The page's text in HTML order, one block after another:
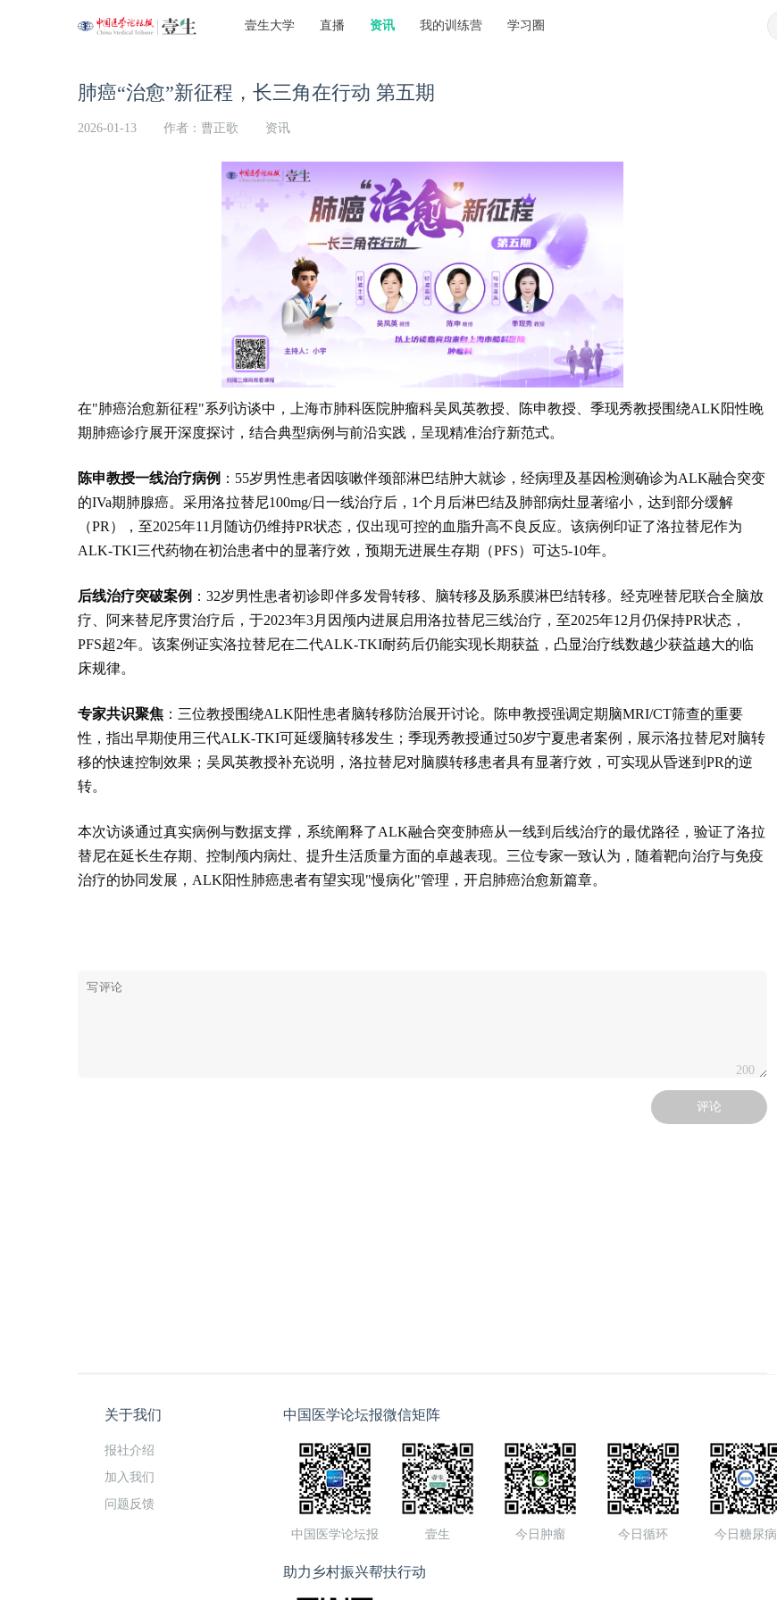
壹生大学 直播 资讯 我的训练营 学习圈
肺癌“治愈”新征程，长三角在行动 第五期
2026-01-13 作者：曹正歌 资讯
在"肺癌治愈新征程"系列访谈中，上海市肺科医院肿瘤科吴凤英教授、陈申教授、季现秀教授围绕ALK阳性晚
期肺癌诊疗展开深度探讨，结合典型病例与前沿实践，呈现精准治疗新范式。
陈申教授一线治疗病例 ：55岁男性患者因咳嗽伴颈部淋巴结肿大就诊，经病理及基因检测确诊为ALK融合突变
的IVa期肺腺癌。采用洛拉替尼100mg/日一线治疗后，1个月后淋巴结及肺部病灶显著缩小，达到部分缓解
（PR），至2025年11月随访仍维持PR状态，仅出现可控的血脂升高不良反应。该病例印证了洛拉替尼作为
ALK-TKI三代药物在初治患者中的显著疗效，预期无进展生存期（PFS）可达5-10年。
后线治疗突破案例 ：32岁男性患者初诊即伴多发骨转移、脑转移及肠系膜淋巴结转移。经克唑替尼联合全脑放
疗、阿来替尼序贯治疗后，于2023年3月因颅内进展启用洛拉替尼三线治疗，至2025年12月仍保持PR状态，
PFS超2年。该案例证实洛拉替尼在二代ALK-TKI耐药后仍能实现长期获益，凸显治疗线数越少获益越大的临
床规律。
专家共识聚焦 ：三位教授围绕ALK阳性患者脑转移防治展开讨论。陈申教授强调定期脑MRI/CT筛查的重要
性，指出早期使用三代ALK-TKI可延缓脑转移发生；季现秀教授通过50岁宁夏患者案例，展示洛拉替尼对脑转
移的快速控制效果；吴凤英教授补充说明，洛拉替尼对脑膜转移患者具有显著疗效，可实现从昏迷到PR的逆
转。
本次访谈通过真实病例与数据支撑，系统阐释了ALK融合突变肺癌从一线到后线治疗的最优路径，验证了洛拉
替尼在延长生存期、控制颅内病灶、提升生活质量方面的卓越表现。三位专家一致认为，随着靶向治疗与免疫
治疗的协同发展，ALK阳性肺癌患者有望实现"慢病化"管理，开启肺癌治愈新篇章。
200
评论
关于我们
报社介绍
加入我们
问题反馈
中国医学论坛报微信矩阵
中国医学论坛报 壹生 今日肿瘤 今日循环 今日糖尿病
助力乡村振兴帮扶行动